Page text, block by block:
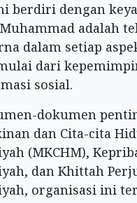
berdiri dengan
adalah
dalam setiap
dari
sosial.
dokumen
dan Cita-cita
(MKCHM),
dan Khittah
organisasi ini